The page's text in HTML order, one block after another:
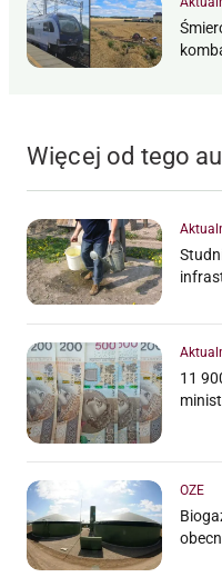
Więcej od tego
11
OZE